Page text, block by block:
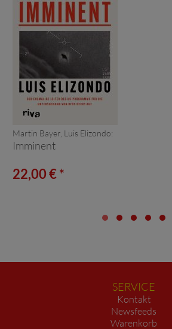
Martin Bayer, Luis Elizondo:
Imminent
22,00 € *
SERVICE
Kontakt
Newsfeeds
Warenkorb